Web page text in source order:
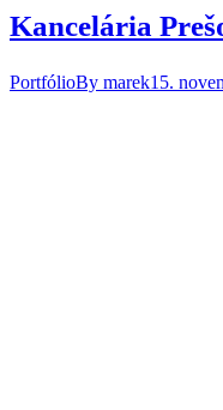
Kancelária
PortfólioBy marek15.